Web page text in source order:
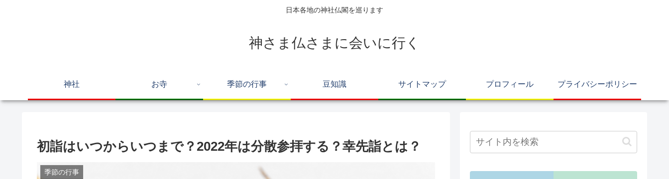
日本各地の神社仏閣を巡ります
神さま仏さまに会いに行く
神社 お寺 季節の行事 豆知識 サイトマップ プロフィール プライバシーポリシー
初詣はいつからいつまで？2022年は分散参拝する？幸先詣とは？
季節の行事